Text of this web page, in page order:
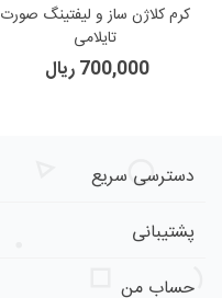
کرم کلاژن ساز و لیفتینگ صورت
تایلامی
700,000 ریال
دسترسی سریع
پشتیبانی
حساب من